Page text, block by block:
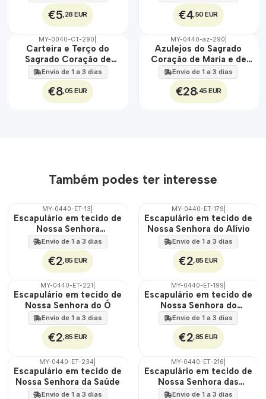
€5,28 EUR €4,50 EUR
🇵🇹
100%
MY-0040-CT-290
Carteira e Terço do
Sagrado Coração de
Maria e de Jesus
Envio de 1 a 3 dias
€8,05 EUR
🇵🇹
100%
EXT.
MY-0440-az-290
Azulejos do Sagrado
Coração de Maria e de
Jesus 30 cm x 45 cm
Envio de 1 a 3 dias
€28,45 EUR
Também podes ter interesse
🇵🇹
100%
ÁGUA
MY-0440-ET-13
Escapulário em tecido de
Nossa Senhora
Auxiliadora
Envio de 1 a 3 dias
€2,85 EUR
🇵🇹
100%
ÁGUA
MY-0440-ET-179
Escapulário em tecido de
Nossa Senhora do Alívio
Envio de 1 a 3 dias
€2,85 EUR
🇵🇹
100%
ÁGUA
MY-0440-ET-221
Escapulário em tecido de
Nossa Senhora do Ó
Envio de 1 a 3 dias
€2,85 EUR
🇵🇹
100%
ÁGUA
MY-0440-ET-199
Escapulário em tecido de
Nossa Senhora do
Coração
Envio de 1 a 3 dias
€2,85 EUR
🇵🇹
100%
ÁGUA
MY-0440-ET-234
Escapulário em tecido de
Nossa Senhora da Saúde
Envio de 1 a 3 dias
🇵🇹
100%
ÁGUA
MY-0440-ET-216
Escapulário em tecido de
Nossa Senhora das
Misericórdias
Envio de 1 a 3 dias